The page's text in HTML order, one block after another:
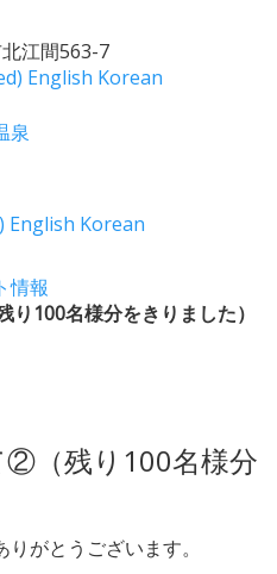
江間563-7
English Korean
泉
English Korean
情報
100名様分をきりました）
（残り100名様分
がとうございます。